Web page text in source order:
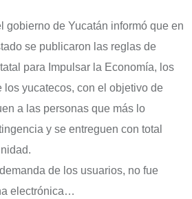
gobierno de Yucatán informó que en
se publicaron las reglas de
para Impulsar la Economía, los
los yucatecos, con el objetivo de
a las personas que más lo
y se entreguen con total
de los usuarios, no fue
electrónica…